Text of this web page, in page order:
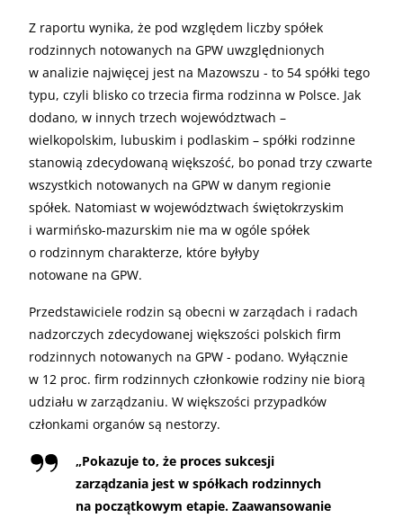
Z raportu wynika, że pod względem liczby spółek
rodzinnych notowanych na GPW uwzględnionych
w analizie najwięcej jest na Mazowszu - to 54 spółki tego
typu, czyli blisko co trzecia firma rodzinna w Polsce. Jak
dodano, w innych trzech województwach –
wielkopolskim, lubuskim i podlaskim – spółki rodzinne
stanowią zdecydowaną większość, bo ponad trzy czwarte
wszystkich notowanych na GPW w danym regionie
spółek. Natomiast w województwach świętokrzyskim
i warmińsko-mazurskim nie ma w ogóle spółek
o rodzinnym charakterze, które byłyby
notowane na GPW.
Przedstawiciele rodzin są obecni w zarządach i radach
nadzorczych zdecydowanej większości polskich firm
rodzinnych notowanych na GPW - podano. Wyłącznie
w 12 proc. firm rodzinnych członkowie rodziny nie biorą
udziału w zarządzaniu. W większości przypadków
członkami organów są nestorzy.
„Pokazuje to, że proces sukcesji
zarządzania jest w spółkach rodzinnych
na początkowym etapie. Zaawansowanie